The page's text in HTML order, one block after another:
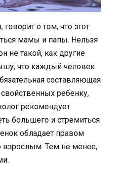
о том, что этот
мамы и папы. Нельзя
не такой, как другие
что каждый человек
составляющая
ребенку,
рекомендует
большего и стремиться
обладает правом
взрослым. Тем не менее,